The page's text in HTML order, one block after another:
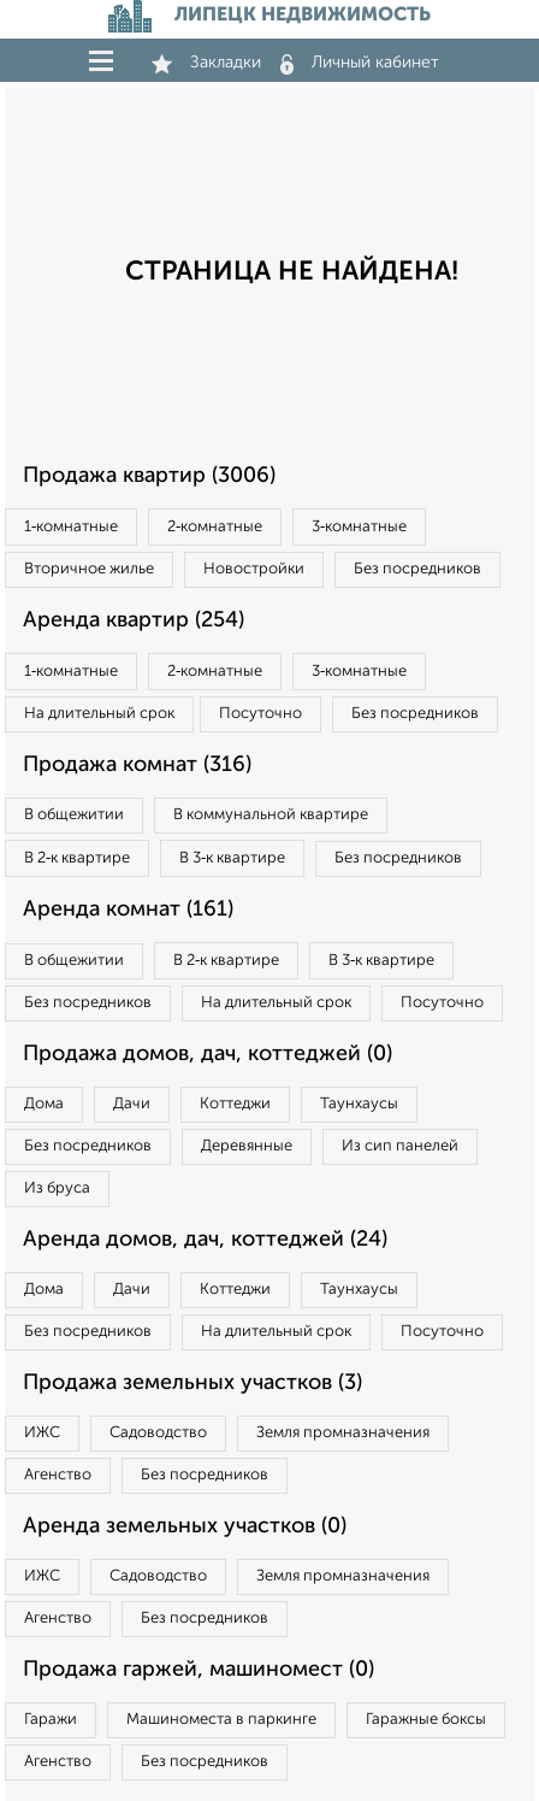
ЛИПЕЦК НЕДВИЖИМОСТЬ
Закладки Личный кабинет
СТРАНИЦА НЕ НАЙДЕНА!
Продажа квартир (3006)
1‑комнатные 2‑комнатные 3‑комнатные
Вторичное жилье Новостройки Без посредников
Аренда квартир (254)
1‑комнатные 2‑комнатные 3‑комнатные
На длительный срок Посуточно Без посредников
Продажа комнат (316)
В общежитии В коммунальной квартире
В 2‑к квартире В 3‑к квартире Без посредников
Аренда комнат (161)
В общежитии В 2‑к квартире В 3‑к квартире
Без посредников На длительный срок Посуточно
Продажа домов, дач, коттеджей (0)
Дома Дачи Коттеджи Таунхаусы
Без посредников Деревянные Из сип панелей
Из бруса
Аренда домов, дач, коттеджей (24)
Дома Дачи Коттеджи Таунхаусы
Без посредников На длительный срок Посуточно
Продажа земельных участков (3)
ИЖС Садоводство Земля промназначения
Агенство Без посредников
Аренда земельных участков (0)
ИЖС Садоводство Земля промназначения
Агенство Без посредников
Продажа гаржей, машиномест (0)
Гаражи Машиноместа в паркинге Гаражные боксы
Агенство Без посредников